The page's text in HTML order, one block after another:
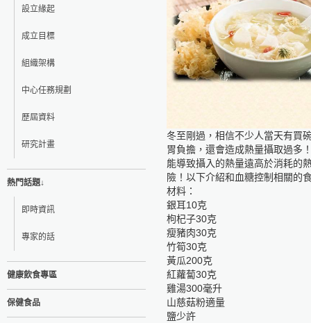
設立緣起
成立目標
組織架構
中心任務規劃
歷屆資料
研究計畫
熱門話題↓
即時資訊
專家的話
健康飲食專區
保健食品
冬至剛過，相信不少人當天有買
胃負擔，還會造成熱量攝取過多
能導致攝入的熱量遠高於消耗的
險！以下介紹和血糖控制相關的
材料：
銀耳10克
枸杞子30克
瘦豬肉30克
竹筍30克
黃瓜200克
紅蘿蔔30克
雞湯300毫升
山慈菇粉適量
鹽少許